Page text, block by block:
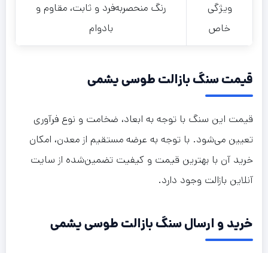
ویژگی
خاص
رنگ منحصربه‌فرد و ثابت، مقاوم و
بادوام
قیمت سنگ بازالت طوسی یشمی
قیمت این سنگ با توجه به ابعاد، ضخامت و نوع فرآوری
تعیین می‌شود. با توجه به عرضه مستقیم از معدن، امکان
خرید آن با بهترین قیمت و کیفیت تضمین‌شده از سایت
آنلاین بازالت وجود دارد.
خرید و ارسال سنگ بازالت طوسی یشمی